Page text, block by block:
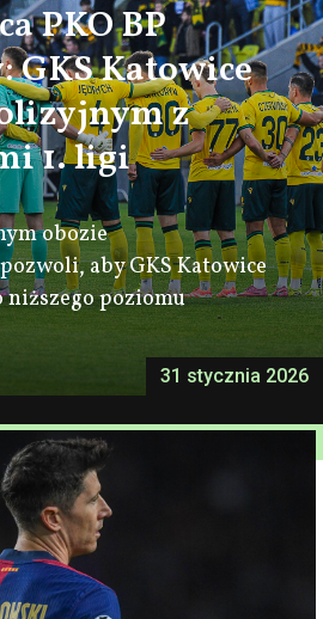
31 stycznia 2026
PKO BP
GKS Katowice
z
1. ligi
obozie
aby GKS Katowice
niższego poziomu